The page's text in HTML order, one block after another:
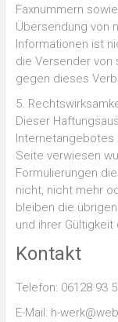
Faxnummern
Übersendung von
Informationen ist
die Versender von
gegen dieses
5.
Dieser
Internetangebotes
Seite verwiesen
Formulierungen
nicht, nicht mehr
bleiben die
und ihrer Gültigkeit
Kontakt
Telefon: 06128 93
E-Mail: h-